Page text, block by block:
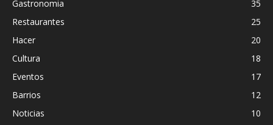
Gastronomia
35
Restaurantes
25
Hacer
20
Cultura
18
Eventos
17
Barrios
12
Noticias
10